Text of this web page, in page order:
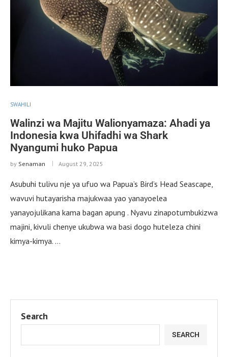
SWAHILI
Walinzi wa Majitu Walionyamaza: Ahadi ya
Indonesia kwa Uhifadhi wa Shark
Nyangumi huko Papua
by Senaman August 29, 2025
Asubuhi tulivu nje ya ufuo wa Papua’s Bird’s Head Seascape,
wavuvi hutayarisha majukwaa yao yanayoelea
yanayojulikana kama bagan apung . Nyavu zinapotumbukizwa
majini, kivuli chenye ukubwa wa basi dogo huteleza chini
kimya-kimya. …
Search
SEARCH